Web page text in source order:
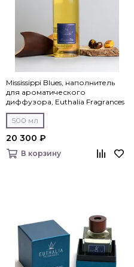
Mississippi Blues, наполнитель
для ароматического
диффузора, Euthalia Fragrances
500 мл
20 300 ₽
В корзину